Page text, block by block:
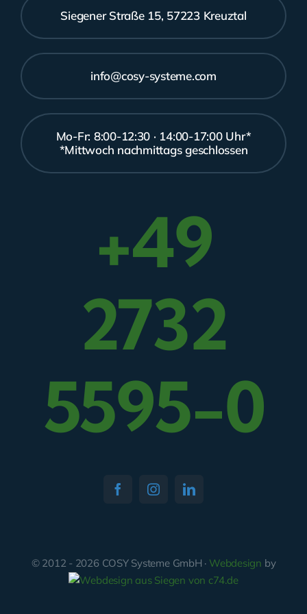
Datenschutzerklärung
Siegener Straße 15, 57223 Kreuztal
info@cosy-systeme.com
Mo-Fr: 8:00-12:30 · 14:00-17:00 Uhr*
*Mittwoch nachmittags geschlossen
+49
2732
5595-0
© 2012 - 2026 COSY Systeme GmbH · Webdesign by